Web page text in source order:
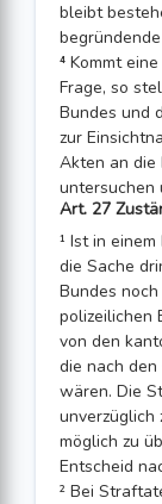
bleibt
⁴ Kommt
Frage, so
Bundes und
zur
Akten an die
untersuchen
Art. 27
¹ Ist in
die Sache
Bundes
polizeilichen
von den
die nach
wären. Die
unverzüglich
möglich zu
Entscheid
² Bei